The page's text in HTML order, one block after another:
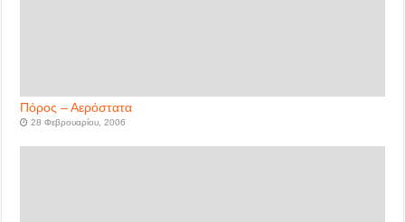
Πόρος – Αερόστατα
28 Φεβρουαρίου, 2006